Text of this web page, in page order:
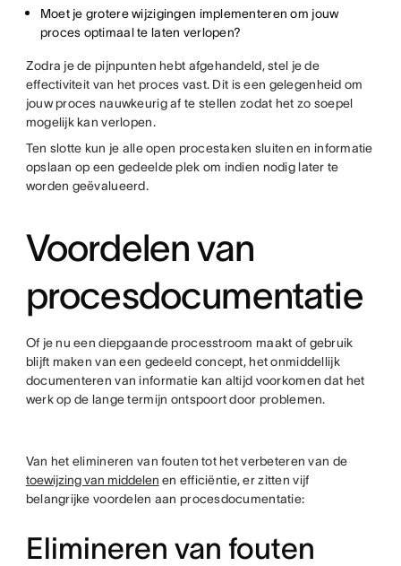
Moet je grotere wijzigingen implementeren om jouw
proces optimaal te laten verlopen?
Zodra je de pijnpunten hebt afgehandeld, stel je de
effectiviteit van het proces vast. Dit is een gelegenheid om
jouw proces nauwkeurig af te stellen zodat het zo soepel
mogelijk kan verlopen.
Ten slotte kun je alle open procestaken sluiten en informatie
opslaan op een gedeelde plek om indien nodig later te
worden geëvalueerd.
Voordelen van
procesdocumentatie
Of je nu een diepgaande processtroom maakt of gebruik
blijft maken van een gedeeld concept, het onmiddellijk
documenteren van informatie kan altijd voorkomen dat het
werk op de lange termijn ontspoort door problemen.
Van het elimineren van fouten tot het verbeteren van de
toewijzing van middelen en efficiëntie, er zitten vijf
belangrijke voordelen aan procesdocumentatie:
Elimineren van fouten